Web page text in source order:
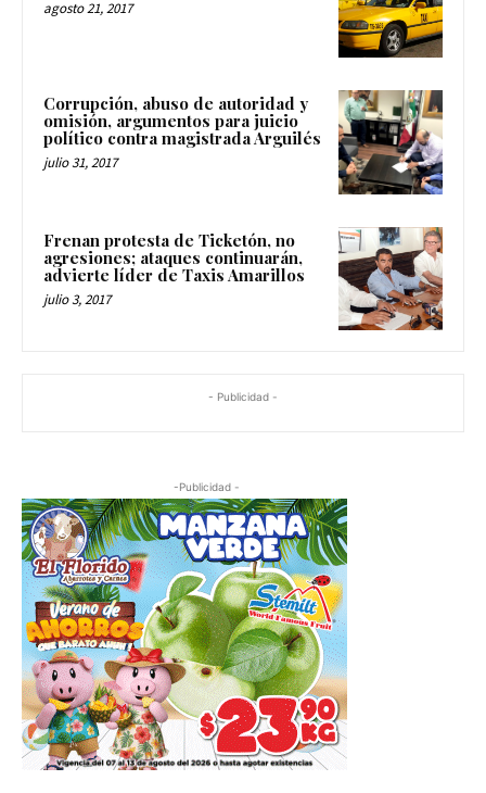
agosto 21, 2017
Corrupción, abuso de autoridad y
omisión, argumentos para juicio
político contra magistrada Arguilés
julio 31, 2017
Frenan protesta de Ticketón, no
agresiones; ataques continuarán,
advierte líder de Taxis Amarillos
julio 3, 2017
- Publicidad -
-Publicidad -